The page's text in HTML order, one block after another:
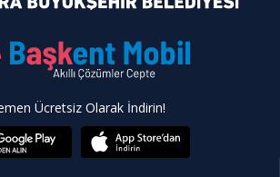
Ücretsiz Olarak İndirin!